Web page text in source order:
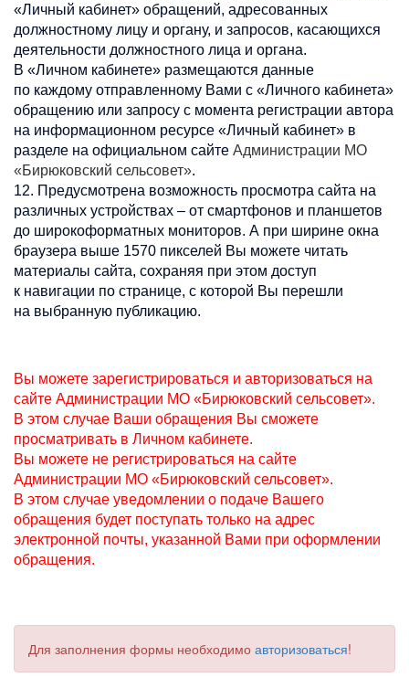
«Личный кабинет» обращений, адресованных
должностному лицу и органу, и запросов, касающихся
деятельности должностного лица и органа.
В «Личном кабинете» размещаются данные
по каждому отправленному Вами с «Личного кабинета»
обращению или запросу с момента регистрации автора
на информационном ресурсе «Личный кабинет» в
разделе на официальном сайте Администрации МО
«Бирюковский сельсовет».
12. Предусмотрена возможность просмотра сайта на
различных устройствах – от смартфонов и планшетов
до широкоформатных мониторов. А при ширине окна
браузера выше 1570 пикселей Вы можете читать
материалы сайта, сохраняя при этом доступ
к навигации по странице, с которой Вы перешли
на выбранную публикацию.
Вы можете зарегистрироваться и авторизоваться на
сайте Администрации МО «Бирюковский сельсовет».
В этом случае Ваши обращения Вы сможете
просматривать в Личном кабинете.
Вы можете не регистрироваться на сайте
Администрации МО «Бирюковский сельсовет».
В этом случае уведомлении о подаче Вашего
обращения будет поступать только на адрес
электронной почты, указанной Вами при оформлении
обращения.
Для заполнения формы необходимо авторизоваться!